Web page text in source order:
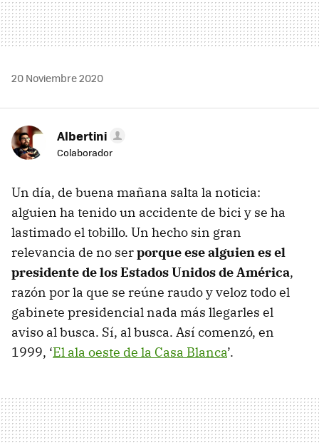
20 Noviembre 2020
Albertini
Colaborador
Un día, de buena mañana salta la noticia:
alguien ha tenido un accidente de bici y se ha
lastimado el tobillo. Un hecho sin gran
relevancia de no serporque ese alguien es el
presidente de los Estados Unidos de América,
razón por la que se reúne raudo y veloz todo el
gabinete presidencial nada más llegarles el
aviso al busca. Sí, al busca. Así comenzó, en
1999, ‘El ala oeste de la Casa Blanca’.